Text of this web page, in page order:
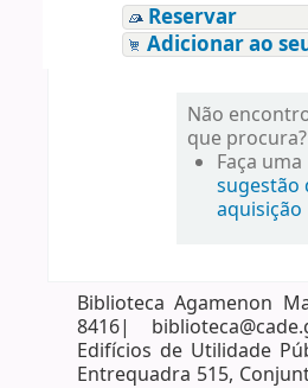
Reservar
Adicionar ao
Não
que procura?
Faça uma
sugestão
aquisição
Biblioteca Agamenon
8416|
Edifícios de Utilidade
Entrequadra 515,